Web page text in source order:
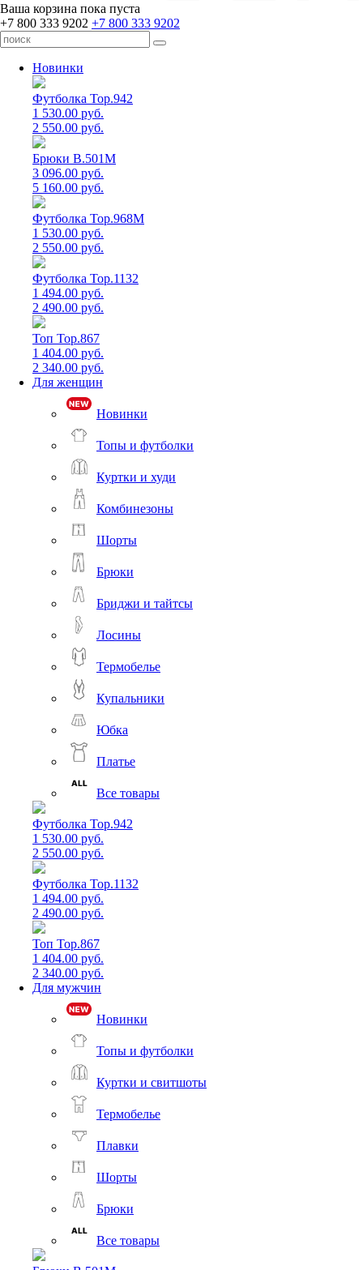
Ваша корзина пока пуста
+7 800 333 9202 +7 800 333 9202
Новинки
Футболка Top.942
1 530.00 руб.
2 550.00 руб.
Брюки B.501M
3 096.00 руб.
5 160.00 руб.
Футболка Top.968M
1 530.00 руб.
2 550.00 руб.
Футболка Top.1132
1 494.00 руб.
2 490.00 руб.
Топ Top.867
1 404.00 руб.
2 340.00 руб.
Для женщин
Новинки
Топы и футболки
Куртки и худи
Комбинезоны
Шорты
Брюки
Бриджи и тайтсы
Лосины
Термобелье
Купальники
Юбка
Платье
Все товары
Футболка Top.942
1 530.00 руб.
2 550.00 руб.
Футболка Top.1132
1 494.00 руб.
2 490.00 руб.
Топ Top.867
1 404.00 руб.
2 340.00 руб.
Для мужчин
Новинки
Топы и футболки
Куртки и свитшоты
Термобелье
Плавки
Шорты
Брюки
Все товары